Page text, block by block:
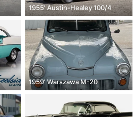
1955' Austin-Healey 100/4
1959' Warszawa M-20